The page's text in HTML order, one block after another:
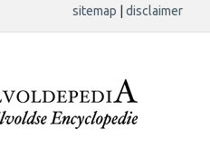
sitemap disclaimer